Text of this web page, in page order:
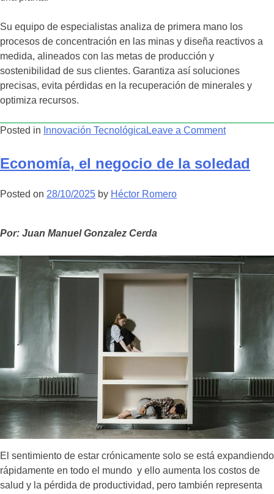
Su equipo de especialistas analiza de primera mano los
procesos de concentración en las minas y diseña reactivos a
medida, alineados con las metas de producción y
sostenibilidad de sus clientes. Garantiza así soluciones
precisas, evita pérdidas en la recuperación de minerales y
optimiza recursos.
Posted in Innovación Tecnológica Leave a Commenton
química
que
Economía, el negocio de la soledad
Posted on 28/10/2025 by Héctor Romero
Por: Juan Manuel Gonzalez Cerda
El sentimiento de estar crónicamente solo se está expandiendo
rápidamente en todo el mundo y ello aumenta los costos de
salud y la pérdida de productividad, pero también representa